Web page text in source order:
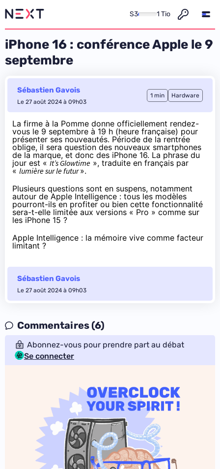
S3 1 Tio
iPhone 16 : conférence Apple le 9
septembre
Sébastien Gavois
Le 27 août 2024 à 09h03
1 min Hardware
La firme à la Pomme donne officiellement rendez-
vous le 9 septembre à 19 h (heure française) pour
présenter ses nouveautés. Période de la rentrée
oblige, il sera question des nouveaux smartphones
de la marque, et donc des iPhone 16. La phrase du
jour est « It’s Glowtime », traduite en français par
« lumière sur le futur».
Plusieurs questions sont en suspens, notamment
autour de Apple Intelligence : tous les modèles
pourront-ils en profiter ou bien cette fonctionnalité
sera-t-elle limitée aux versions « Pro » comme sur
les iPhone 15 ?
Apple Intelligence : la mémoire vive comme facteur
limitant ?
Sébastien Gavois
Le 27 août 2024 à 09h03
Commentaires (6)
Abonnez-vous pour prendre part au débat
Se connecter